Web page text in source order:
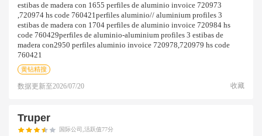
estibas de madera con 1655 perfiles de aluminio invoice 720973
,720974 hs code 760421perfiles aluminio// aluminium profiles 3
estibas de madera con 1704 perfiles de aluminio invoice 720984 hs
code 760429perfiles de aluminio-aluminium profiles 3 estibas de
madera con2950 perfiles aluminio invoice 720978,720979 hs code
760421
黄钻精搜
数据更新至2026/07/20 收藏
Truper
国际公司,活跃值77分